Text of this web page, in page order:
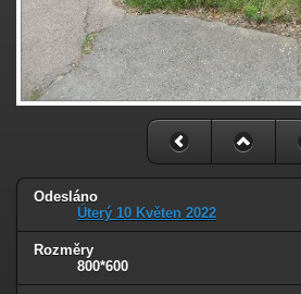
Odesláno
Úterý 10 Květen 2022
Rozměry
800*600